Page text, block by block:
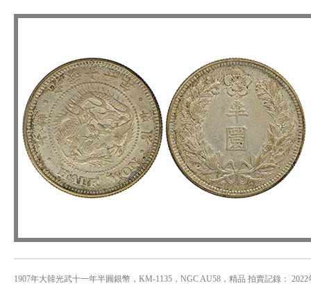
1907年大韓光武十一年半圓銀幣，KM-1135，NGC AU58，精品 拍賣記錄：